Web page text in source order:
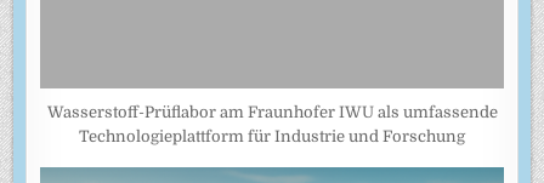
Wasserstoff-Prüflabor am Fraunhofer IWU als umfassende
Technologieplattform für Industrie und Forschung